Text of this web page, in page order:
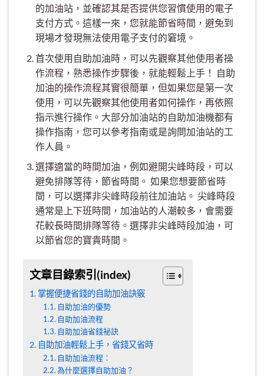
的加油站，並確認其是否提供您習慣使用的電子
支付方式。這樣一來，您就能節省時間，避免到
現場才發現無法使用電子支付的窘境。
首次使用自助加油時，可以先觀察其他使用者操
作流程，熟悉操作步驟後，就能輕鬆上手！ 自助
加油的操作流程其實很簡單，但如果您是第一次
使用，可以先觀察其他使用者如何操作，再依照
指示進行操作。大部分加油站的自助加油機都有
操作指南，您可以參考指南或是詢問加油站的工
作人員。
選擇適當的時間加油，例如避開尖峰時段，可以
避免排隊等待，節省時間。 如果您想要節省時
間，可以選擇非尖峰時段前往加油站。 尖峰時段
通常是上下班時間，加油站的人潮較多，會需要
花較長時間排隊等待。選擇非尖峰時段加油，可
以節省您的寶貴時間。
文章目錄索引(index)
掌握便捷省錢的自助加油訣竅
自助加油的優勢
自助加油流程
自助加油省錢祕訣
自助加油輕鬆上手，省錢又省時
自助加油流程：
為什麼選擇自助加油？